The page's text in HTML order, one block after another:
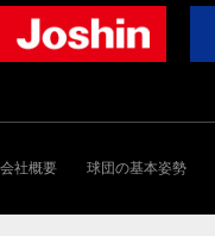
会社概要 球団の基本姿勢